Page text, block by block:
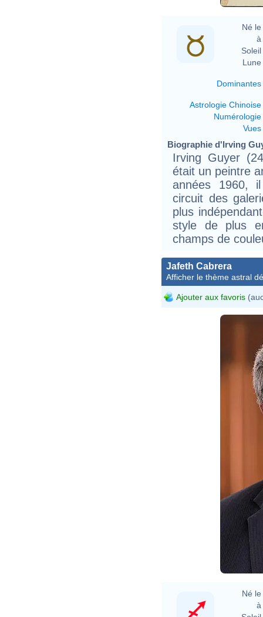
Né le
à
Soleil
Lune
Dominantes
Astrologie Chinoise
Numérologie
Vues
Biographie d'Irving
Irving Guyer
était un peintre
années 1960,
circuit des
plus
style de plus
champs de
Jafeth Cabrera
Afficher le thème astral
Ajouter aux favoris
Né le
à